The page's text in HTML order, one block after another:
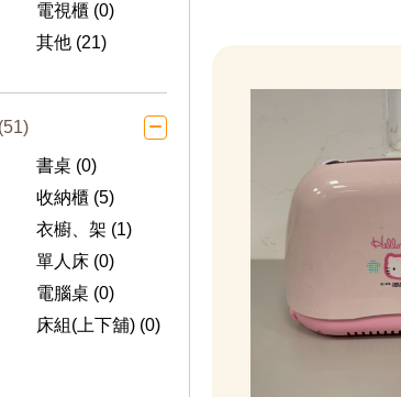
電視櫃 (0)
其他 (21)
書桌 (0)
收納櫃 (5)
衣櫥、架 (1)
單人床 (0)
電腦桌 (0)
床組(上下舖) (0)